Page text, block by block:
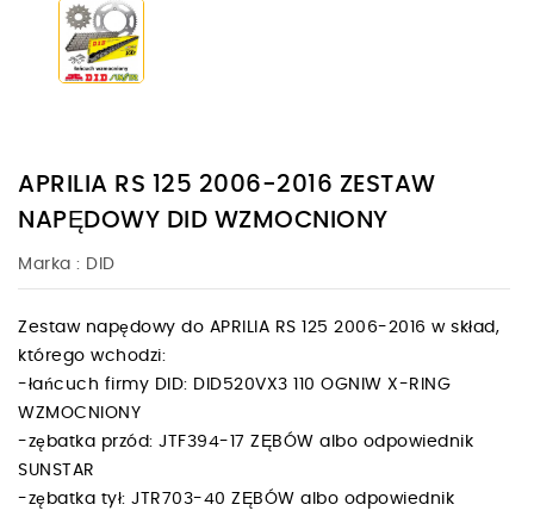
APRILIA RS 125 2006-2016 ZESTAW
NAPĘDOWY DID WZMOCNIONY
Marka : DID
Zestaw napędowy do APRILIA RS 125 2006-2016 w skład,
którego wchodzi:
-łańcuch firmy DID: DID520VX3 110 OGNIW X-RING
WZMOCNIONY
-zębatka przód: JTF394-17 ZĘBÓW albo odpowiednik
SUNSTAR
-zębatka tył: JTR703-40 ZĘBÓW albo odpowiednik